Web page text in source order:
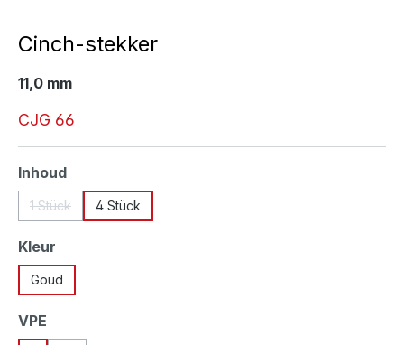
Cinch-stekker
11,0 mm
CJG 66
Selecteer
Inhoud
1 Stück 4 Stück
Selecteer
Kleur
Goud
Selecteer
VPE